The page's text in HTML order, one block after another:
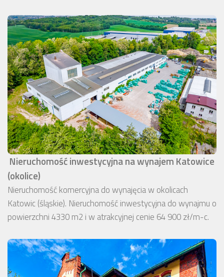
Nieruchomość inwestycyjna na wynajem Katowice
(okolice)
Nieruchomość komercyjna do wynajęcia w okolicach
Katowic (śląskie). Nieruchomość inwestycyjna do wynajmu o
powierzchni 4330 m2 i w atrakcyjnej cenie 64 900 zł/m-c.